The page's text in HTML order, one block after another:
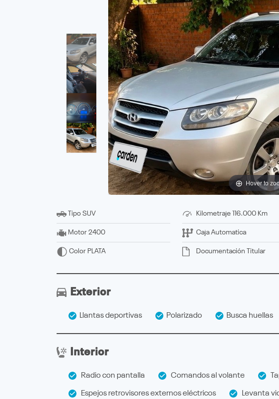
Hover to
Tipo SUV
Motor 2400
Color PLATA
Kilometraje 116.000 Km
Caja Automatica
Documentación titular
Exterior
Llantas deportivas Polarizado Busca huellas
Interior
Radio con pantalla Comandos al volante
Espejos retrovisores externos eléctricos Levanta